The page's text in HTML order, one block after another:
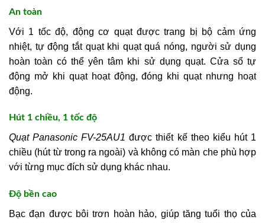
An toàn
Với 1 tốc độ, động cơ quạt được trang bị bộ cảm ứng
nhiệt, tự động tắt quạt khi quạt quá nóng, người sử dụng
hoàn toàn có thể yên tâm khi sử dụng quạt. Cửa sổ tự
động mở khi quạt hoạt động, đóng khi quạt nhưng hoạt
động.
Hút 1 chiều, 1 tốc độ
Quạt Panasonic FV-25AU1 được thiết kế theo kiểu hút 1
chiều (hút từ trong ra ngoài) và không có màn che phù hợp
với từng mục đích sử dụng khác nhau.
Độ bền cao
Bạc đạn được bôi trơn hoàn hảo, giúp tăng tuổi thọ của